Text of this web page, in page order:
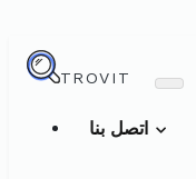
TROVIT